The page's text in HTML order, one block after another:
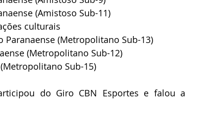
(Amistoso Sub-11)
culturais
Paranaense (Metropolitano Sub-13)
(Metropolitano Sub-12)
(Metropolitano Sub-15)
do Giro CBN Esportes e falou a